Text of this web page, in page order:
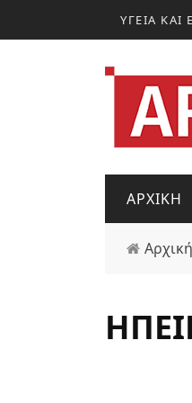
ΥΓΕΙΑ ΚΑΙ
ΑΡΧΙΚΗ
Αρχική